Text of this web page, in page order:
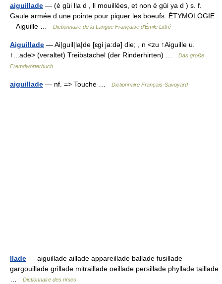
aiguillade — (è güi lla d , ll mouillées, et non è güi ya d ) s. f.
Gaule armée d une pointe pour piquer les boeufs. ÉTYMOLOGIE
Aiguille …
Dictionnaire de la Langue Française d'Émile Littré
Aiguillade — Ai|guil|la|de [ɛgi ja:də] die; , n <zu ↑Aiguille u.
↑...ade> (veraltet) Treibstachel (der Rinderhirten) …
Das große
Fremdwörterbuch
aiguillade — nf. => Touche … Dictionnaire Français-Savoyard
llade — aiguillade aillade appareillade ballade fusillade
gargouillade grillade mitraillade oeillade persillade phyllade taillade
Dictionnaire des rimes